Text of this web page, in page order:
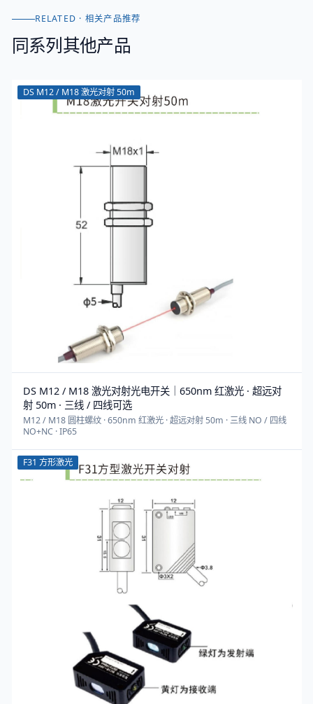
RELATED · 相关产品推荐
同系列其他产品
DS M12 / M18 激光对射 50m
DS M12 / M18 激光对射光电开关｜650nm 红激光 · 超远对
射 50m · 三线 / 四线可选
M12 / M18 圆柱螺纹 · 650nm 红激光 · 超远对射 50m · 三线 NO / 四线
NO+NC · IP65
F31 方形激光